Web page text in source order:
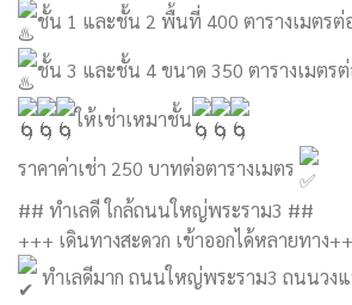
ชั้น 1 และชั้น 2 พื้นที่ 400 ตารางเมตรต่
ชั้น 3 และชั้น 4 ขนาด 350 ตารางเมตร
ให้เช่าเหมาชั้น
ราคาค่าเช่า 250 บาทต่อตารางเมตร
## ทำเลดี ใกล้ถนนใหญ่พระราม3 ##
+++ เดินทางสะดวก เข้าออกได้หลายทาง
ทำเลดีมาก ถนนใหญ่พระราม3 ถนนวง